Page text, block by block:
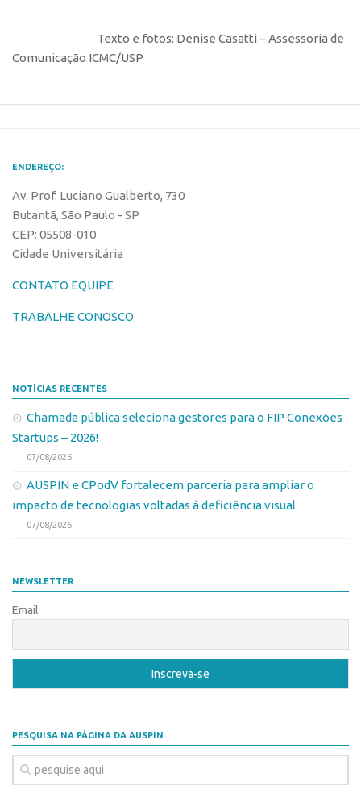
Conexão USP
Conexão Inter-USP
Showroom de Tecnologias
Empreendedorismo
Bolsas
Bolsa Empreendedorismo
Pesquisa
EMBRAPIIs
CEPIDs
INCTs
Eventos
Agenda AUSPIN
SciBiz
Texto e fotos: Denise Casatti – Assessoria de
Comunicação ICMC/USP
ENDEREÇO:
Av. Prof. Luciano Gualberto, 730
Butantã, São Paulo - SP
CEP: 05508-010
Cidade Universitária
CONTATO EQUIPE
TRABALHE CONOSCO
NOTÍCIAS RECENTES
Chamada pública seleciona gestores para o FIP Conexões
Startups – 2026!
07/08/2026
AUSPIN e CPodV fortalecem parceria para ampliar o
impacto de tecnologias voltadas à deficiência visual
07/08/2026
NEWSLETTER
Email
PESQUISA NA PÁGINA DA AUSPIN